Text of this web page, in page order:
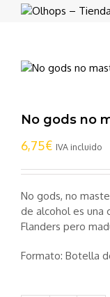
Saltar
No gods no
6,75€ IVA incluido
No gods, no
de alcohol es una
Flanders pero
Formato: Botella